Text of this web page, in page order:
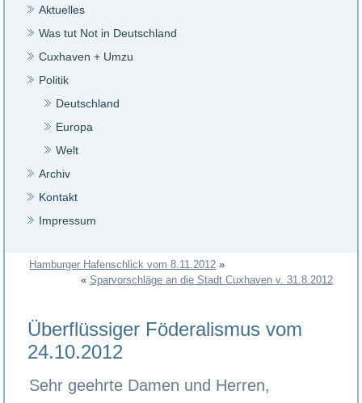
Aktuelles
Was tut Not in Deutschland
Cuxhaven + Umzu
Politik
Deutschland
Europa
Welt
Archiv
Kontakt
Impressum
Hamburger Hafenschlick vom 8.11.2012 »
« Sparvorschläge an die Stadt Cuxhaven v. 31.8.2012
Überflüssiger Föderalismus vom
24.10.2012
Sehr geehrte Damen und Herren,